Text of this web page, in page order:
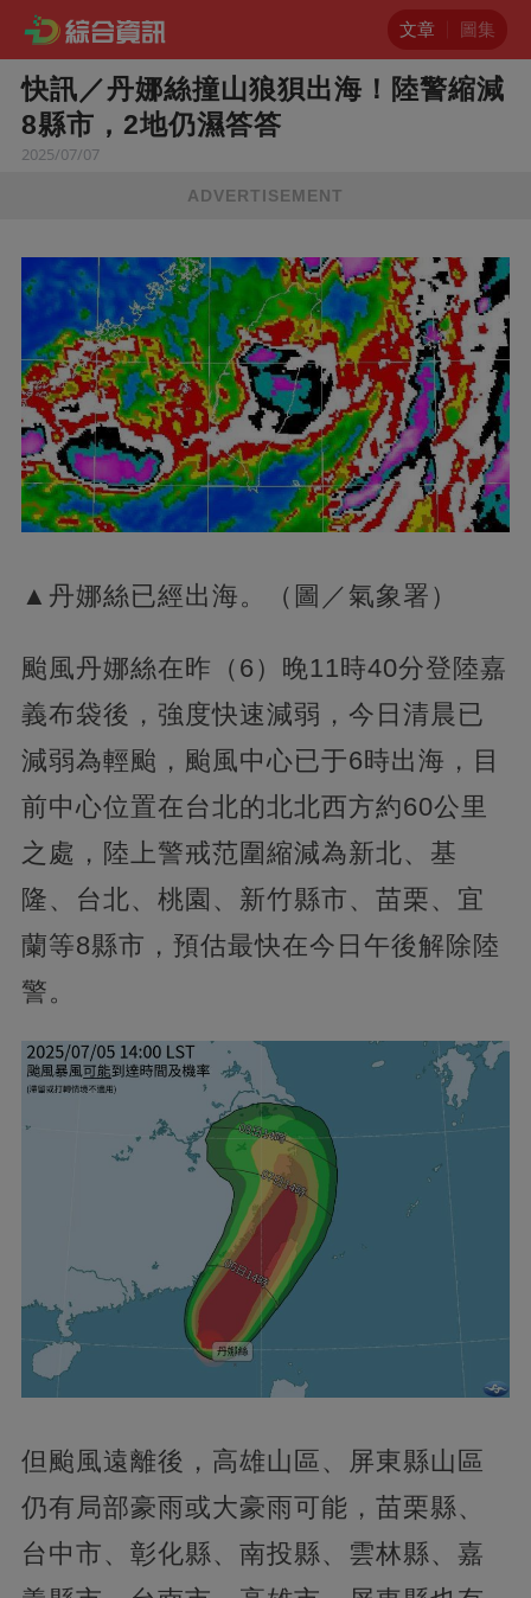
文章 圖集
快訊／丹娜絲撞山狼狽出海！陸警縮減
8縣市，2地仍濕答答
2025/07/07
ADVERTISEMENT
▲丹娜絲已經出海。（圖／氣象署）
颱風丹娜絲在昨（6）晚11時40分登陸嘉
義布袋後，強度快速減弱，今日清晨已
減弱為輕颱，颱風中心已于6時出海，目
前中心位置在台北的北北西方約60公里
之處，陸上警戒范圍縮減為新北、基
隆、台北、桃園、新竹縣市、苗栗、宜
蘭等8縣市，預估最快在今日午後解除陸
警。
但颱風遠離後，高雄山區、屏東縣山區
仍有局部豪雨或大豪雨可能，苗栗縣、
台中市、彰化縣、南投縣、雲林縣、嘉